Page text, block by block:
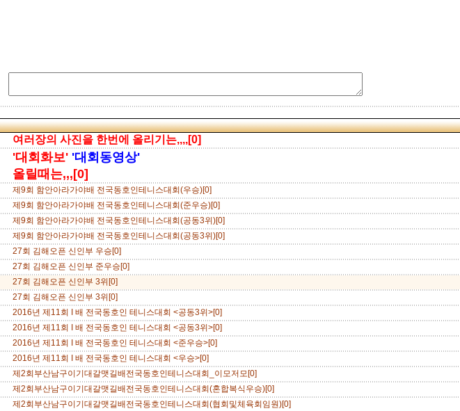
여러장의 사진을 한번에 올리기는,,,,[0]
'대회화보' '대회동영상'
올릴때는,,,[0]
제9회 함안아라가야배 전국동호인테니스대회(우승)[0]
제9회 함안아라가야배 전국동호인테니스대회(준우승)[0]
제9회 함안아라가야배 전국동호인테니스대회(공동3위)[0]
제9회 함안아라가야배 전국동호인테니스대회(공동3위)[0]
27회 김해오픈 신인부 우승[0]
27회 김해오픈 신인부 준우승[0]
27회 김해오픈 신인부 3위[0]
27회 김해오픈 신인부 3위[0]
2016년 제11회 I 배 전국동호인 테니스대회 <공동3위>[0]
2016년 제11회 I 배 전국동호인 테니스대회 <공동3위>[0]
2016년 제11회 I 배 전국동호인 테니스대회 <준우승>[0]
2016년 제11회 I 배 전국동호인 테니스대회 <우승>[0]
제2회부산남구이기대갈맷길배전국동호인테니스대회_이모저모[0]
제2회부산남구이기대갈맷길배전국동호인테니스대회(혼합복식우승)[0]
제2회부산남구이기대갈맷길배전국동호인테니스대회(협회및체육회임원)[0]